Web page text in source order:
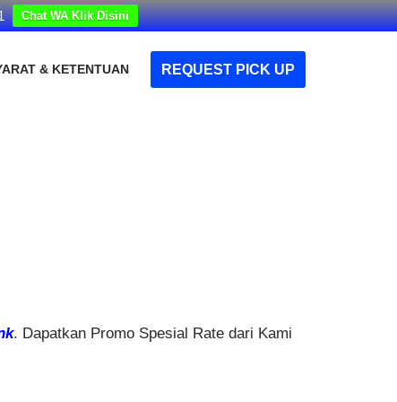
Chat WA Klik Disini
& KETENTUAN REQUEST PICK UP
. Dapatkan Promo Spesial Rate dari Kami